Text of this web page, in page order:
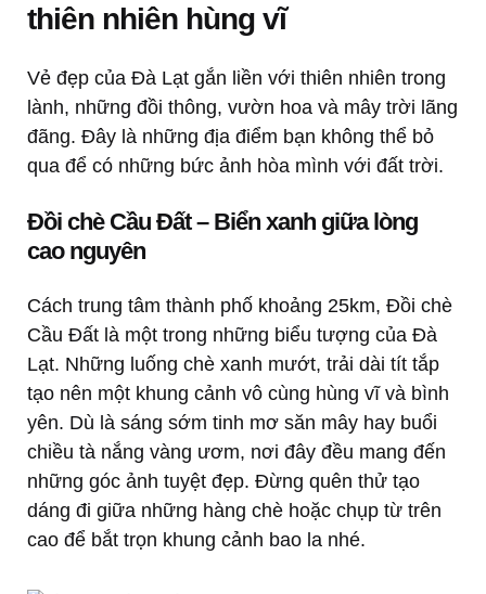
thiên nhiên hùng vĩ
Vẻ đẹp của Đà Lạt gắn liền với thiên nhiên trong
lành, những đồi thông, vườn hoa và mây trời lãng
đãng. Đây là những địa điểm bạn không thể bỏ
qua để có những bức ảnh hòa mình với đất trời.
Đồi chè Cầu Đất – Biển xanh giữa lòng
cao nguyên
Cách trung tâm thành phố khoảng 25km, Đồi chè
Cầu Đất là một trong những biểu tượng của Đà
Lạt. Những luống chè xanh mướt, trải dài tít tắp
tạo nên một khung cảnh vô cùng hùng vĩ và bình
yên. Dù là sáng sớm tinh mơ săn mây hay buổi
chiều tà nắng vàng ươm, nơi đây đều mang đến
những góc ảnh tuyệt đẹp. Đừng quên thử tạo
dáng đi giữa những hàng chè hoặc chụp từ trên
cao để bắt trọn khung cảnh bao la nhé.